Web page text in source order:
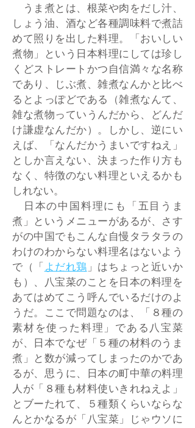
うま煮とは、根菜や肉をだし汁、
しょう油、酒など各種調味料で煮詰
めて照りを出した料理。「おいしい
煮物」という日本料理にしては珍し
くどストレートかつ自信満々な名称
であり、じぶ煮、雑煮なんかと比べ
るとよっぽどである（雑煮なんて、
雑な煮物っていうんだから、どんだ
け謙虚なんだか）。しかし、逆にい
えば、「なんだかうまいですねえ」
としか言えない、決まった作り方も
なく、特徴のない料理といえるかも
しれない。
日本の中国料理にも「五目うま
煮」というメニューがあるが、さす
がの中国でもこんな自慢タラタラの
わけのわからない料理名はないよう
で（「よだれ鶏」はちょっと近いか
も）、八宝菜のことを日本の料理を
あてはめてこう呼んでいるだけのよ
うだ。ここで問題なのは、「８種の
素材を使った料理」である八宝菜
が、日本でなぜ「５種の材料のうま
煮」と数が減ってしまったのかであ
るが、思うに、日本の町中華の料理
人が「８種も材料使いきれねえよ」
とブーたれて、５種類くらいならな
んとかなるが「八宝菜」じゃウソに